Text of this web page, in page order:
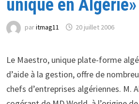
unique en Algérie»
paritmag11 20 juillet 2006
Le Maestro, unique plate-forme
d’aide à la gestion, offre de
chefs d’entreprises algériennes. M.